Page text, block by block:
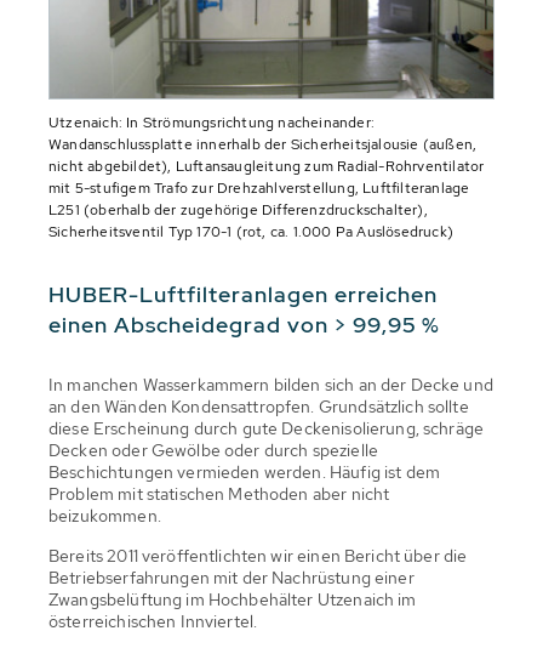
Utzenaich: In Strömungsrichtung nacheinander:
Wandanschlussplatte innerhalb der Sicherheitsjalousie (außen,
nicht abgebildet), Luftansaugleitung zum Radial-Rohrventilator
mit 5-stufigem Trafo zur Drehzahlverstellung, Luftfilteranlage
L251 (oberhalb der zugehörige Differenzdruckschalter),
Sicherheitsventil Typ 170-1 (rot, ca. 1.000 Pa Auslösedruck)
HUBER-Luftfilteranlagen erreichen
einen Abscheidegrad von > 99,95 %
In manchen Wasserkammern bilden sich an der Decke und
an den Wänden Kondensattropfen. Grundsätzlich sollte
diese Erscheinung durch gute Deckenisolierung, schräge
Decken oder Gewölbe oder durch spezielle
Beschichtungen vermieden werden. Häufig ist dem
Problem mit statischen Methoden aber nicht
beizukommen.
Bereits 2011 veröffentlichten wir einen Bericht über die
Betriebserfahrungen mit der Nachrüstung einer
Zwangsbelüftung im Hochbehälter Utzenaich im
österreichischen Innviertel.